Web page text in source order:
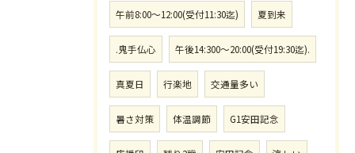
午前8:00〜12:00(受付11:30迄) 夏到来
.鬼手仏心 午後14:300〜20:00(受付19:30迄).
真夏日 行楽地 交通量多い
暑さ対策 体温調節 G1安田記念